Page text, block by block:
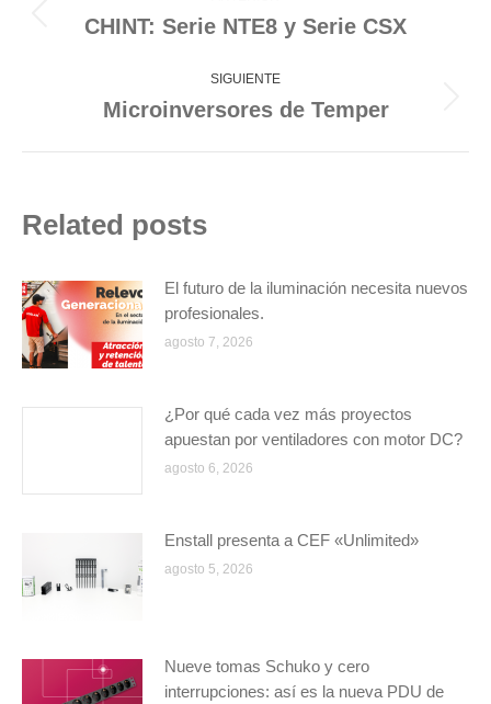
publicaciones
Publicación
CHINT: Serie NTE8 y Serie CSX
SIGUIENTE
Publicación
Microinversores de Temper
Related posts
El futuro de la iluminación necesita nuevos
profesionales.
agosto 7, 2026
¿Por qué cada vez más proyectos
apuestan por ventiladores con motor DC?
agosto 6, 2026
Enstall presenta a CEF «Unlimited»
agosto 5, 2026
Nueve tomas Schuko y cero
interrupciones: así es la nueva PDU de